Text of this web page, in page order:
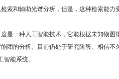
和辅助光谱分析，但是，这种检索能力
一种人工智能技术，它能根据未知物图
团的分析。目前仍处于研究阶段。相信不
智能系统。